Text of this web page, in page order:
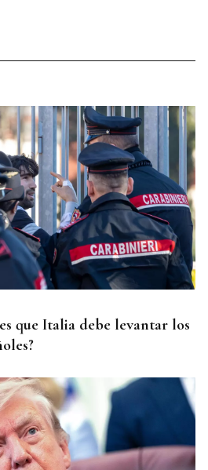
al Galicia Esporte
Bahía
que Italia debe levantar los